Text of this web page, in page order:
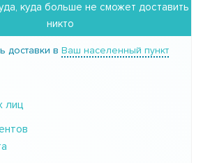
куда больше не сможет доставить
никто
доставки в Ваш населенный пункт
лиц